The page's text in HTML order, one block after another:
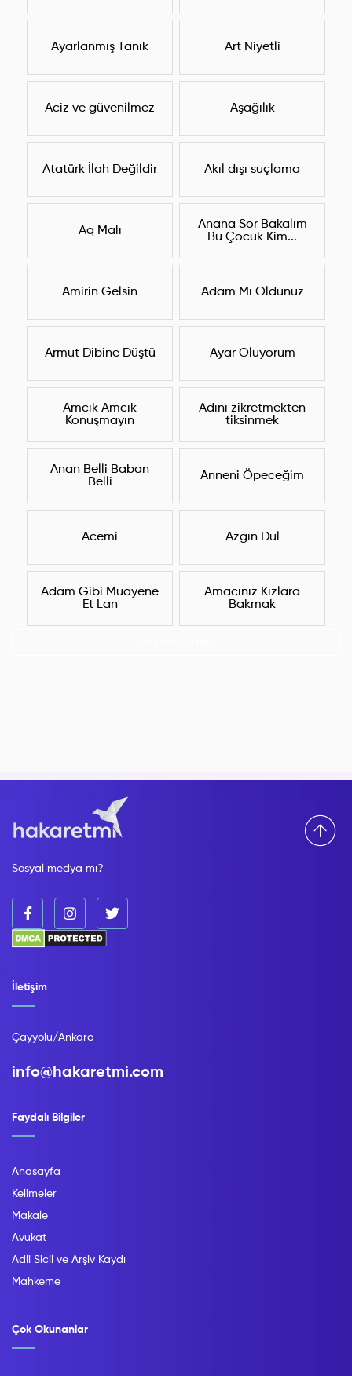
Ayarlanmış Tanık Art Niyetli
Aciz ve güvenilmez Aşağılık
Atatürk İlah Değildir Akıl dışı suçlama
Aq Malı
Anana Sor Bakalım
Bu Çocuk Kim...
Amirin Gelsin Adam Mı Oldunuz
Armut Dibine Düştü Ayar Oluyorum
Amcık Amcık
Konuşmayın
Adını zikretmekten
tiksinmek
Anan Belli Baban
Belli
Anneni Öpeceğim
Acemi Azgın Dul
Adam Gibi Muayene
Et Lan
Amacınız Kızlara
Bakmak
Sosyal medya mı?
Faydalı Bilgiler
Anasayfa
Kelimeler
Makale
Avukat
Adli Sicil ve Arşiv Kaydı
Mahkeme
Çok Okunanlar
İletişim
Çayyolu/Ankara
info@hakaretmi.com